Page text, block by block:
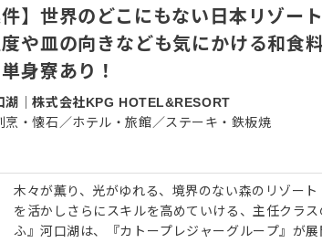
件】世界のどこにもない日本リゾ
や皿の向きなども気にかける和食
身寮あり！
湖 ｜株式会社KPG HOTEL&RESORT
烹・懐石／ホテル・旅館／ステーキ・鉄板焼
木々が薫り、光がゆれる、境界のない森のリゾー
を活かしさらにスキルを高めていける、主任クラスの
ふ』河口湖は、『カトープレジャーグループ』が